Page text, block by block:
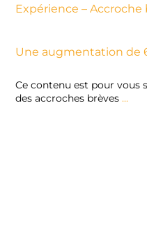
Expérience –
Une augmentation de
Ce contenu est pour vous
des accroches brèves ...